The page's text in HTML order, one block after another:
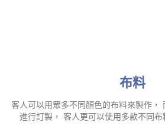
布料
客人可以用眾多不同顏色的布料來製作，
進行訂製， 客人更可以使用多款不同布